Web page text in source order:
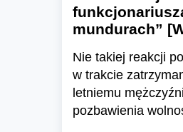
mundurach”
Nie takiej reakcji
w trakcie
letniemu
pozbawienia